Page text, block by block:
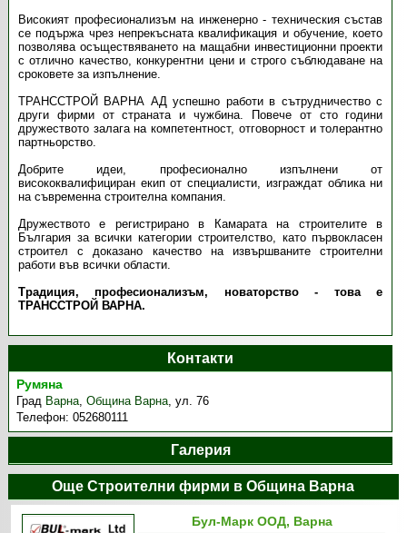
Високият професионализъм на инженерно - техническия състав
се подържа чрез непрекъсната квалификация и обучение, което
позволява осъществяването на мащабни инвестиционни проекти
с отлично качество, конкурентни цени и строго съблюдаване на
сроковете за изпълнение.
ТРАНССТРОЙ ВАРНА АД успешно работи в сътрудничество с
други фирми от страната и чужбина. Повече от сто години
дружеството залага на компетентност, отговорност и толерантно
партньорство.
Добрите идеи, професионално изпълнени от
висококвалифициран екип от специалисти, изграждат облика ни
на съвременна строителна компания.
Дружеството е регистрирано в Камарата на строителите в
България за всички категории строителство, като първокласен
строител с доказано качество на извършваните строителни
работи във всички области.
Традиция, професионализъм, новаторство - това е
ТРАНССТРОЙ ВАРНА.
Контакти
Румяна
Град Варна ,Община Варна ,ул. 76
Телефон:052680111
Галерия
Още Строителни фирми в Община Варна
Бул-Марк ООД, Варна